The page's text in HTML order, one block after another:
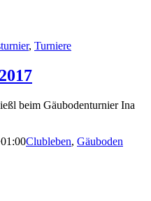
, Turniere
beim Gäubodenturnier Ina
Clubleben, Gäuboden